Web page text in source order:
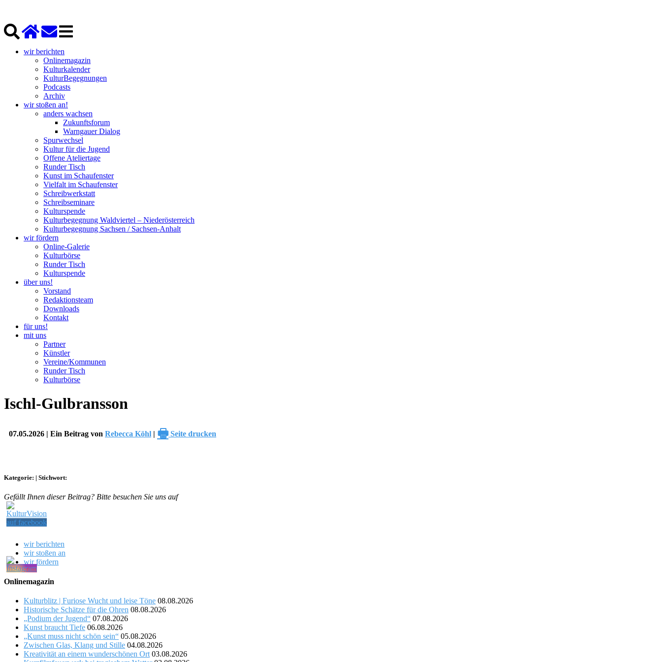
wir berichten
Onlinemagazin
Kulturkalender
KulturBegegnungen
Podcasts
Archiv
wir stoßen an!
anders wachsen
Zukunftsforum
Warngauer Dialog
Spurwechsel
Kultur für die Jugend
Offene Ateliertage
Runder Tisch
Kunst im Schaufenster
Vielfalt im Schaufenster
Schreibwerkstatt
Schreibseminare
Kulturspende
Kulturbegegnung Waldviertel – Niederösterreich
Kulturbegegnung Sachsen / Sachsen-Anhalt
wir fördern
Online-Galerie
Kulturbörse
Runder Tisch
Kulturspende
über uns!
Vorstand
Redaktionsteam
Downloads
Kontakt
für uns!
mit uns
Partner
Künstler
Vereine/Kommunen
Runder Tisch
Kulturbörse
Ischl-Gulbransson
07.05.2026 | Ein Beitrag von Rebecca Köhl | 🖶 Seite drucken
Kategorie: | Stichwort:
Gefällt Ihnen dieser Beitrag? Bitte besuchen Sie uns auf
wir berichten
wir stoßen an
wir fördern
Onlinemagazin
Kulturblitz | Furiose Wucht und leise Töne 08.08.2026
Historische Schätze für die Ohren 08.08.2026
„Podium der Jugend“ 07.08.2026
Kunst braucht Tiefe 06.08.2026
„Kunst muss nicht schön sein“ 05.08.2026
Zwischen Glas, Klang und Stille 04.08.2026
Kreativität an einem wunderschönen Ort 03.08.2026